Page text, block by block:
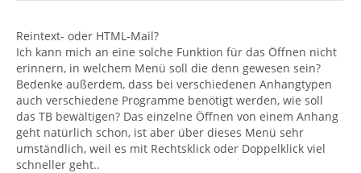
Reintext- oder HTML-Mail?
Ich kann mich an eine solche Funktion für das Öffnen nicht
erinnern, in welchem Menü soll die denn gewesen sein?
Bedenke außerdem, dass bei verschiedenen Anhangtypen
auch verschiedene Programme benötigt werden, wie soll
das TB bewältigen? Das einzelne Öffnen von einem Anhang
geht natürlich schon, ist aber über dieses Menü sehr
umständlich, weil es mit Rechtsklick oder Doppelklick viel
schneller geht..